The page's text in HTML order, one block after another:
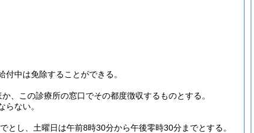
中は免除することができる。
、この診療所の窓口でその都度徴収するものとする。
ない。
し、土曜日は午前8時30分から午後零時30分までとする。